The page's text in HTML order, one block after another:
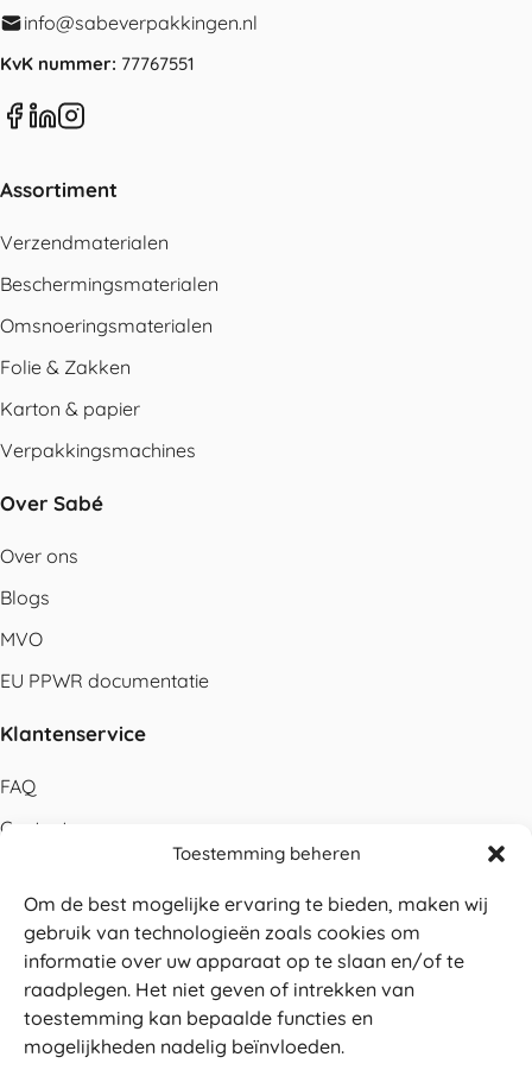
Toestemming beheren
Om de best mogelijke ervaring te bieden, maken wij
gebruik van technologieën zoals cookies om
informatie over uw apparaat op te slaan en/of te
raadplegen. Het niet geven of intrekken van
toestemming kan bepaalde functies en
mogelijkheden nadelig beïnvloeden.
info@sabeverpakkingen.nl
KvK nummer: 77767551
Assortiment
Verzendmaterialen
Beschermingsmaterialen
Omsnoeringsmaterialen
Folie & Zakken
Karton & papier
Verpakkingsmachines
Over Sabé
Over ons
Blogs
MVO
EU PPWR documentatie
Klantenservice
FAQ
Contact
Betalen
Levering
Retouren
Service en garantie